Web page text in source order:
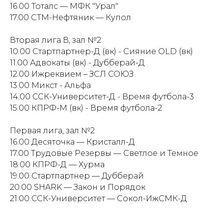
16.00 Тоталс — МФК "Урал"
17.00 СТМ-Нефтяник — Купол
Вторая лига В, зал №2
10.00 Стартпартнер-Д (вк) - Сияние OLD (вк)
11.00 Адвокаты (вк) - Дубберай-Д
12.00 Ижреквием – ЗСЛ СОЮЗ
13.00 Микст - Альфа
14.00 ССК-Университет-Д - Время футбола-3
15.00 КПРФ-М (вк) - Время футбола-2
Первая лига, зал №2
16.00 Десяточка — Кристалл-Д
17.00 Трудовые Резервы — Светлое и Темное
18.00 КПРФ-Д — Хурма
19.00 Стартпартнер — Дубберай
20.00 SHARK — Закон и Порядок
21.00 ССК-Университет — Сокол-ИжСМК-Д